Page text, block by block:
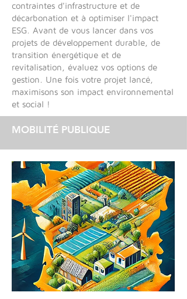
contraintes d'infrastructure et de
décarbonation et à optimiser l'impact
ESG. Avant de vous lancer dans vos
projets de développement durable, de
transition énergétique et de
revitalisation, évaluez vos options de
gestion. Une fois votre projet lancé,
maximisons son impact environnemental
et social !
MOBILITÉ PUBLIQUE